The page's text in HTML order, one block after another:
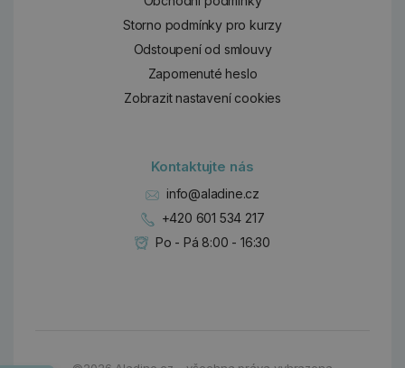
Storno podmínky pro kurzy
Odstoupení od smlouvy
Zapomenuté heslo
Zobrazit nastavení cookies
Kontaktujte nás
info@aladine.cz
+420 601 534 217
Po - Pá 8:00 - 16:30